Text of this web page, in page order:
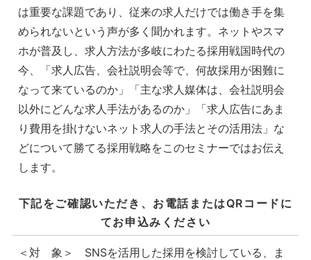
は重要な課題であり、従来の求人だけでは働き手を集
められないという声が多く聞かれます。ネットやスマ
ホが普及し、求人方法が多岐にわたる採用戦国時代の
今、「求人広告、会社説明会等で、何故採用が困難に
なって来ているのか」「主な求人媒体は、会社説明会
以外にどんな求人手法があるのか」「求人広告にあま
り費用を掛けないネット求人の手法とその活用法」な
どについて勝てる採用戦略をこのセミナーではお伝え
します。
下記をご確認いただき、お電話またはQRコードに
てお申込みください
＜対 象＞ SNSを活用した採用を検討している、ま